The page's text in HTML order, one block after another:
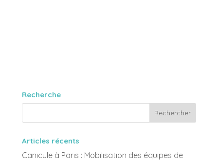
Recherche
Articles récents
Canicule à Paris : Mobilisation des équipes de